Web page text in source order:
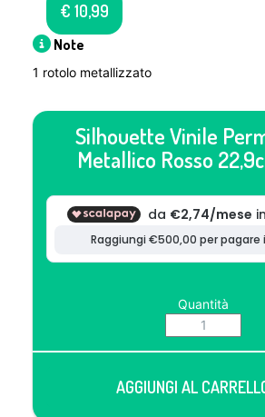
€ 10,99
Note
1 rotolo metallizzato
Silhouette Vinile
Metallico Rosso
Quantità
AGGIUNGI AL